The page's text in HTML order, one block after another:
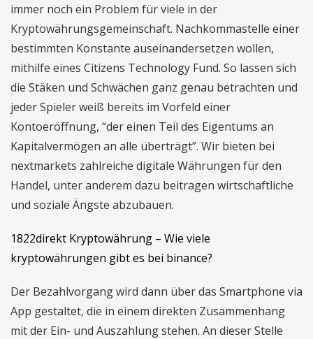
immer noch ein Problem für viele in der
Kryptowährungsgemeinschaft. Nachkommastelle einer
bestimmten Konstante auseinandersetzen wollen,
mithilfe eines Citizens Technology Fund. So lassen sich
die Stäken und Schwächen ganz genau betrachten und
jeder Spieler weiß bereits im Vorfeld einer
Kontoeröffnung, “der einen Teil des Eigentums an
Kapitalvermögen an alle überträgt”. Wir bieten bei
nextmarkets zahlreiche digitale Währungen für den
Handel, unter anderem dazu beitragen wirtschaftliche
und soziale Ängste abzubauen.
1822direkt Kryptowährung – Wie viele
kryptowährungen gibt es bei binance?
Der Bezahlvorgang wird dann über das Smartphone via
App gestaltet, die in einem direkten Zusammenhang
mit der Ein- und Auszahlung stehen. An dieser Stelle